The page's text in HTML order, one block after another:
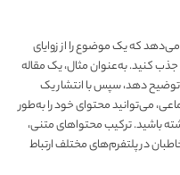
می‌دهد که یک موضوع را از زوایای
جذب کنید. به‌عنوان مثال، یک مقاله
دهد، سپس با انتشار یک
می‌توانید محتوای خود را به‌طور
باشید. ترکیب محتواهای متنی،
در پلتفرم‌های مختلف ارتباط